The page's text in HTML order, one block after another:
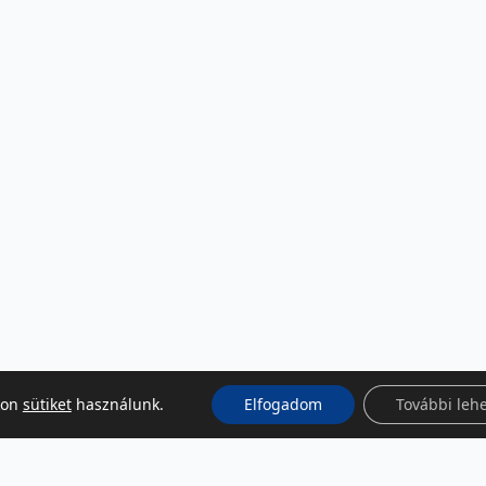
sütikethasználunk. Elfogadom További